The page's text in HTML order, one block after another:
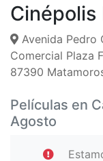
Cinépolis
Avenida Pedro
Comercial Plaza
87390
Películas en
Agosto